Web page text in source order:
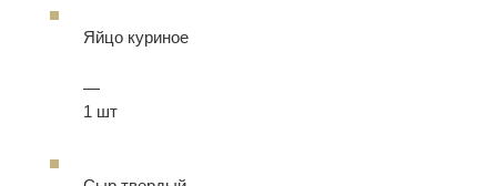
Яйцо куриное
—
1 шт